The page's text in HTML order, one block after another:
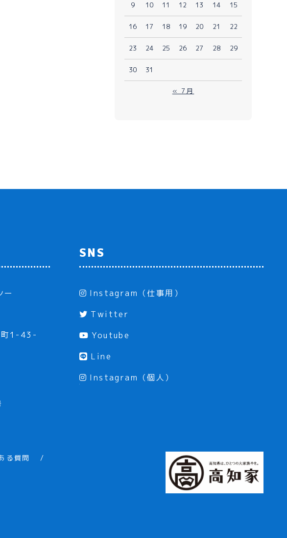
メールで予約 WEBで予約
9 10 11 12 13 14 15
16 17 18 19 20 21 22
23 24 25 26 27 28 29
30 31
« 7月
ー
町1-43-
SNS
Instagram（仕事用）
Twitter
Youtube
Line
Instagram（個人）
る質問